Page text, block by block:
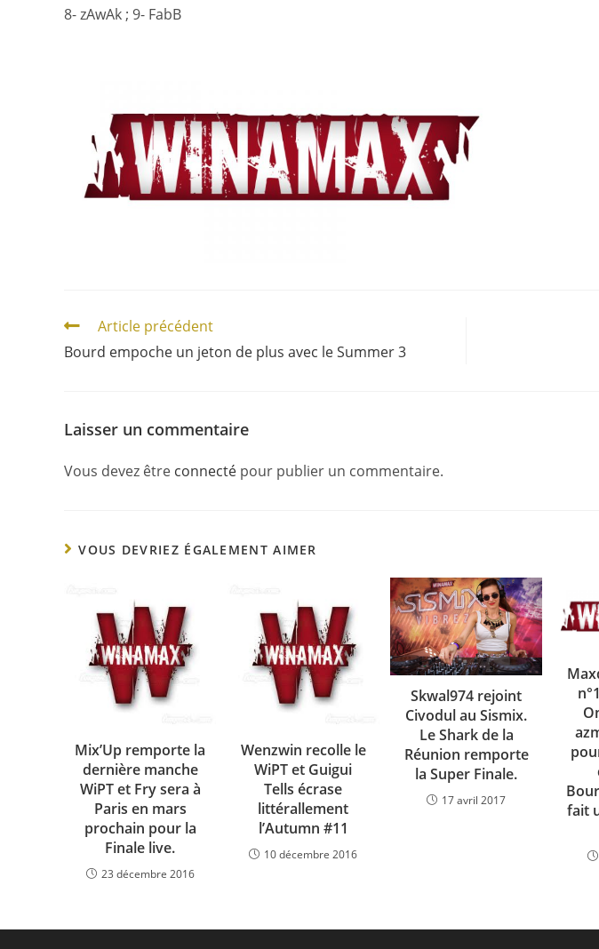
8- zAwAk ; 9- FabB
Article précédent
Bourd empoche un jeton de plus avec le Summer 3
Laisser un commentaire
Vous devez être connecté pour publier un commentaire.
VOUS DEVRIEZ ÉGALEMENT AIMER
Mix’Up remporte la
dernière manche
WiPT et Fry sera à
Paris en mars
prochain pour la
Finale live.
23 décembre 2016
Wenzwin recolle le
WiPT et Guigui
Tells écrase
littérallement
l’Autumn #11
10 décembre 2016
Skwal974 rejoint
Civodul au Sismix.
Le Shark de la
Réunion remporte
la Super Finale.
17 avril 2017
fait